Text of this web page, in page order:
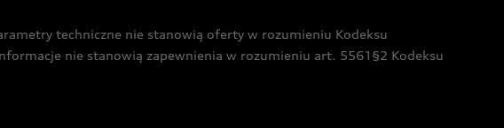
techniczne nie stanowią oferty w rozumieniu Kodeksu
nie stanowią zapewnienia w rozumieniu art. 5561§2 Kodeksu